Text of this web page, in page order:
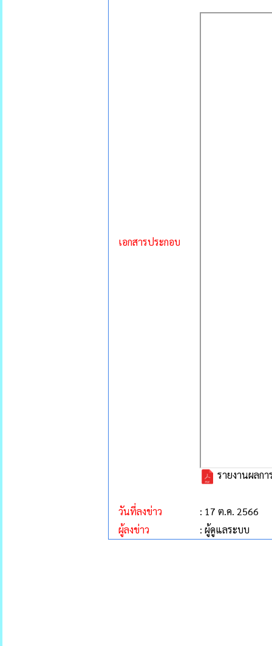
เอกสารประกอบ
รายงานผลก
วันที่ลงข่าว
: 17 ต.ค. 2566
ผู้ลงข่าว
: ผู้ดูแลระบบ